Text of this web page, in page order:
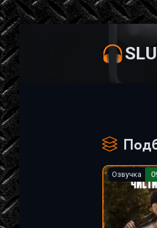
Озвучка